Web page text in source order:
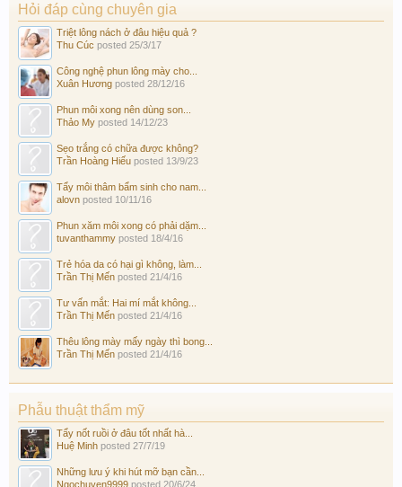
Hỏi đáp cùng chuyên gia
Triệt lông nách ở đâu hiệu quả ?
Thu Cúc posted 25/3/17
Công nghệ phun lông mày cho...
Xuân Hương posted 28/12/16
Phun môi xong nên dùng son...
Thảo My posted 14/12/23
Sẹo trắng có chữa được không?
Trần Hoàng Hiếu posted 13/9/23
Tẩy môi thâm bẩm sinh cho nam...
alovn posted 10/11/16
Phun xăm môi xong có phải dặm...
tuvanthammy posted 18/4/16
Trẻ hóa da có hại gì không, làm...
Trần Thị Mến posted 21/4/16
Tư vấn mắt: Hai mí mắt không...
Trần Thị Mến posted 21/4/16
Thêu lông mày mấy ngày thì bong...
Trần Thị Mến posted 21/4/16
Phẫu thuật thẩm mỹ
Tẩy nốt ruồi ở đâu tốt nhất hà...
Huệ Minh posted 27/7/19
Những lưu ý khi hút mỡ bạn cần...
Ngochuyen9999 posted 20/6/24